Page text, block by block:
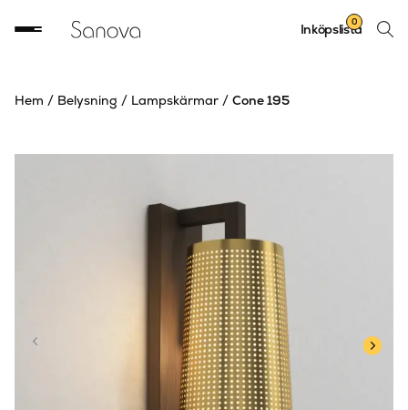
Sök
Inköpslista
0
Hem / Belysning / Lampskärmar / Cone 195